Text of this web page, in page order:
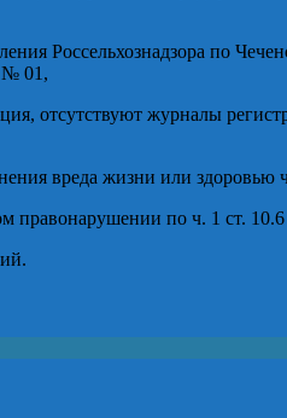
Россельхознадзора по
№ 01,
отсутствуют журналы
вреда жизни или здоровью
правонарушении по ч. 1 ст.